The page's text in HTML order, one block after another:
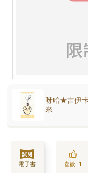
呀哈★吉伊
來
電子書 喜歡+1